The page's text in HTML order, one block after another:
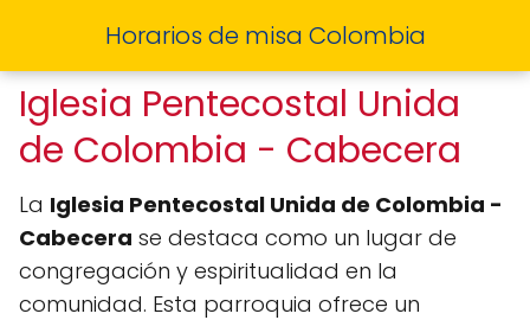
Horarios de misa Colombia
Iglesia Pentecostal Unida
de Colombia - Cabecera
La Iglesia Pentecostal Unida de Colombia -
Cabecera se destaca como un lugar de
congregación y espiritualidad en la
comunidad. Esta parroquia ofrece un